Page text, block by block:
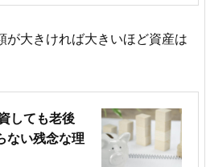
が大きければ大きいほど資産は
しても老後
ない残念な理